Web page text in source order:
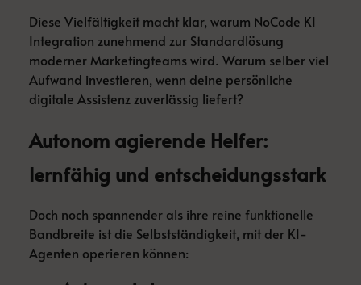
Diese Vielfältigkeit macht klar, warum NoCode KI
Integration zunehmend zur Standardlösung
moderner Marketingteams wird. Warum selber viel
Aufwand investieren, wenn deine persönliche
digitale Assistenz zuverlässig liefert?
Autonom agierende Helfer:
lernfähig und entscheidungsstark
Doch noch spannender als ihre reine funktionelle
Bandbreite ist die Selbstständigkeit, mit der KI-
Agenten operieren können: